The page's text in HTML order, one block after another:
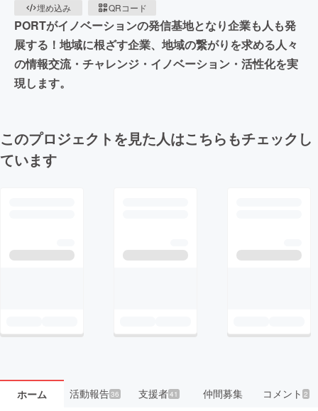
埋め込み
QRコード
PORTがイノベーションの発信基地となり企業も人も発
展する！地域に根ざす企業、地域の繋がりを求める人々
の情報交流・チャレンジ・イノベーション・活性化を実
現します。
このプロジェクトを見た人はこちらもチェックし
ています
ホーム 活動報告36 支援者41 仲間募集 コメント2